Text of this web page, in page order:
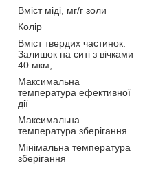
Вміст міді, мг/г золи
Колір
Вміст твердих частинок.
Залишок на ситі з вічками
40 мкм,
Максимальна
температура ефективної
дії
Максимальна
температура зберігання
Мінімальна температура
зберігання